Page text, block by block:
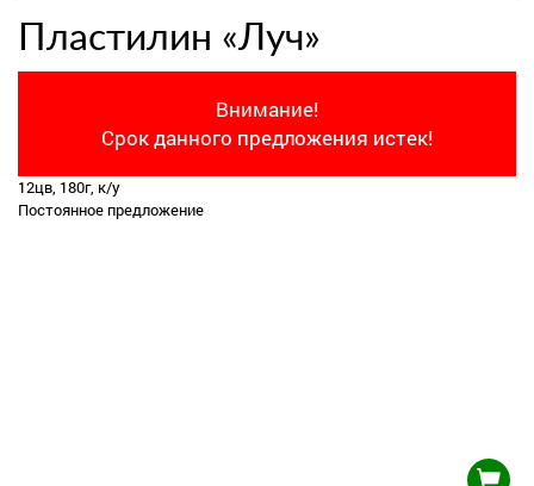
Пластилин «Луч»
Внимание!
Срок данного предложения истек!
12цв, 180г, к/у
Постоянное предложение